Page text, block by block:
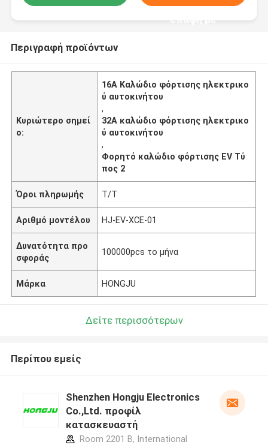
επαφή με
Περιγραφή προϊόντων
Κυριώτερο σημεί
ο:
16A Καλώδιο φόρτισης ηλεκτρικο
ύ αυτοκινήτου
,
32A καλώδιο φόρτισης ηλεκτρικο
ύ αυτοκινήτου
,
Φορητό καλώδιο φόρτισης EV Τύ
πος 2
Όροι πληρωμής T/T
Αριθμό μοντέλου HJ-EV-XCE-01
Δυνατότητα προ
σφοράς
100000pcs το μήνα
Μάρκα HONGJU
Δείτε περισσότερων
Περίπου εμείς
Shenzhen Hongju Electronics
Co.,Ltd. προφίλ
κατασκευαστή
Room 2201 B, International